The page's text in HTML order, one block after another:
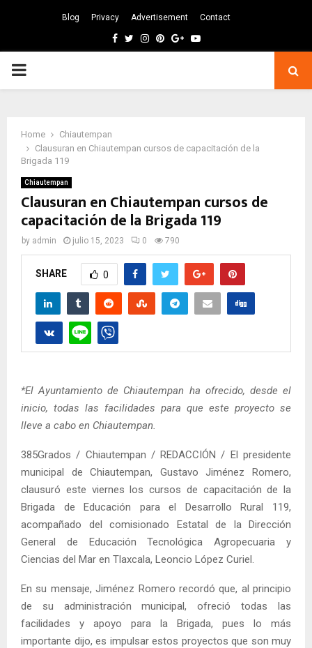
Blog Privacy Advertisement Contact
Facebook
TwitterInstagram
Pinterest
GoogleYoutube
PRIMARY
Home
Chiautempan
Clausuran en Chiautempan cursos de capacitación de la
Brigada 119
Chiautempan
Clausuran en Chiautempan cursos de
capacitación de la Brigada 119
by admin julio 15, 2023 0 790
SHARE 0
*El Ayuntamiento de Chiautempan ha ofrecido, desde el
inicio, todas las facilidades para que este proyecto se
lleve a cabo en Chiautempan.
385Grados / Chiautempan / REDACCIÓN / El presidente
municipal de Chiautempan, Gustavo Jiménez Romero,
clausuró este viernes los cursos de capacitación de la
Brigada de Educación para el Desarrollo Rural 119,
acompañado del comisionado Estatal de la Dirección
General de Educación Tecnológica Agropecuaria y
Ciencias del Mar en Tlaxcala, Leoncio López Curiel.
En su mensaje, Jiménez Romero recordó que, al principio
de su administración municipal, ofreció todas las
facilidades y apoyo para la Brigada, pues lo más
importante dijo, es impulsar estos proyectos que son muy